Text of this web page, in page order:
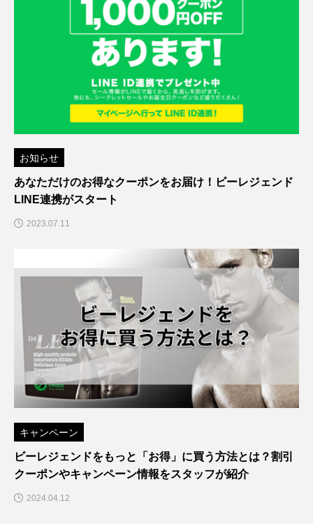
お知らせ
あなただけのお得なクーポンをお届け！ビーレジェンド
LINE連携がスタート
2023.07.11
キャンペーン
ビーレジェンドをもっと「お得」に買う方法とは？割引
クーポンやキャンペーン情報をスタッフが紹介
2024.04.12